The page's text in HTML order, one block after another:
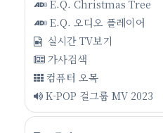
E.Q. Christmas Tree
E.Q. 오디오 플레이어
실시간 TV보기
가사검색
컴퓨터 오목
K-POP 걸그룹 MV 2023